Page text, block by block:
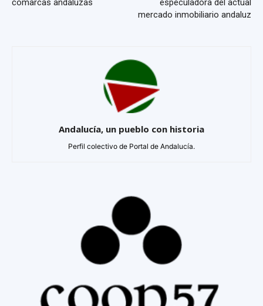
comarcas andaluzas
especuladora del actual
mercado inmobiliario andaluz
Andalucía, un pueblo con historia
Perfil colectivo de Portal de Andalucía.